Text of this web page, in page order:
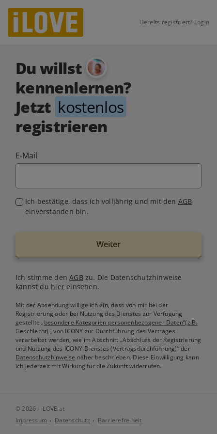
Bereits registriert? Login
Du willst
kennenlernen?
Jetzt kostenlos
registrieren
E-Mail
Ich bestätige, dass ich volljährig und mit den AGB
einverstanden bin.
Weiter
Ich stimme denAGB zu. Die Datenschutzhinweise
kannst du hiereinsehen.
Mit der Absendung willige ich ein, dass von mir bei der
Registrierung oder bei Nutzung des Dienstes zur Verfügung
gestellte„besondere Kategorien personenbezogener Daten“(z.B.
Geschlecht) , von ICONY zur Durchführung des Vertrages
verarbeitet werden, wie im Abschnitt „Abschluss der Registrierung
und Nutzung des ICONY-Dienstes (Vertragsdurchführung)“ der
Datenschutzhinweise näher beschrieben. Diese Einwilligung kann
ich jederzeit mit Wirkung für die Zukunft widerrufen.
© 2026 - iLOVE.at
Impressum
Datenschutz Barrierefreiheit